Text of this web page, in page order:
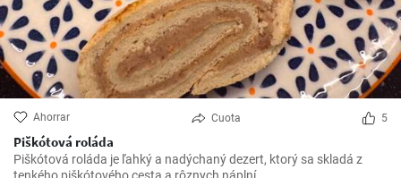
Ahorrar Cuota 5
Piškótová roláda
Piškótová roláda je ľahký a nadýchaný dezert, ktorý sa skladá z